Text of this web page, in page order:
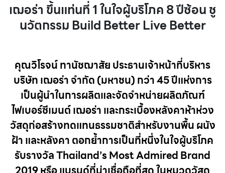
เฌอร่า ขึ้นแท่นที่ 1 ในใจผู้บริโภค 8 ปีซ้อน ชู
นวัตกรรม Build Better Live Better
คุณวิโรจน์ ทานัชฌาสัย ประธานเจ้าหน้าที่บริหาร
บริษัท เฌอร่า จำกัด (มหาชน) กว่า 45 ปีแห่งการ
เป็นผู้นำในการผลิตและจัดจำหน่ายผลิตภัณฑ์
ไฟเบอร์ซีเมนต์ เฌอร่า และกระเบื้องหลังคาห้าห่วง
วัสดุก่อสร้างทดแทนธรรมชาติสำหรับงานพื้น ผนัง
ฝ้า และหลังคา ตอกย้ำการเป็นที่หนึ่งในใจผู้บริโภค
รับรางวัล Thailand’s Most Admired Brand